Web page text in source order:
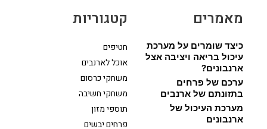
קטגוריות
חטיפים
אוכל לארנבים
משחקי כרסום
משחקי חשיבה
תוספי מזון
פרחים יבשים
מאמרים
כיצד שומרים על מערכת
עיכול בריאה ויציבה אצל
ארנבונים?
ערכם של פרחים
בתזונתם של ארנבים
מערכת העיכול של
ארנבונים